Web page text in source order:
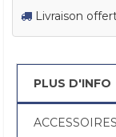
Livraison
PLUS D'INFO
ACCESSOIRES